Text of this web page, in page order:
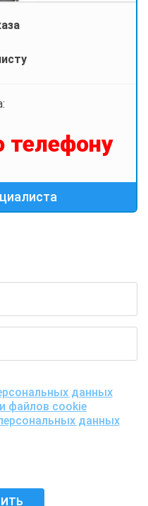
телефону
данных,
файлов cookie
данных,